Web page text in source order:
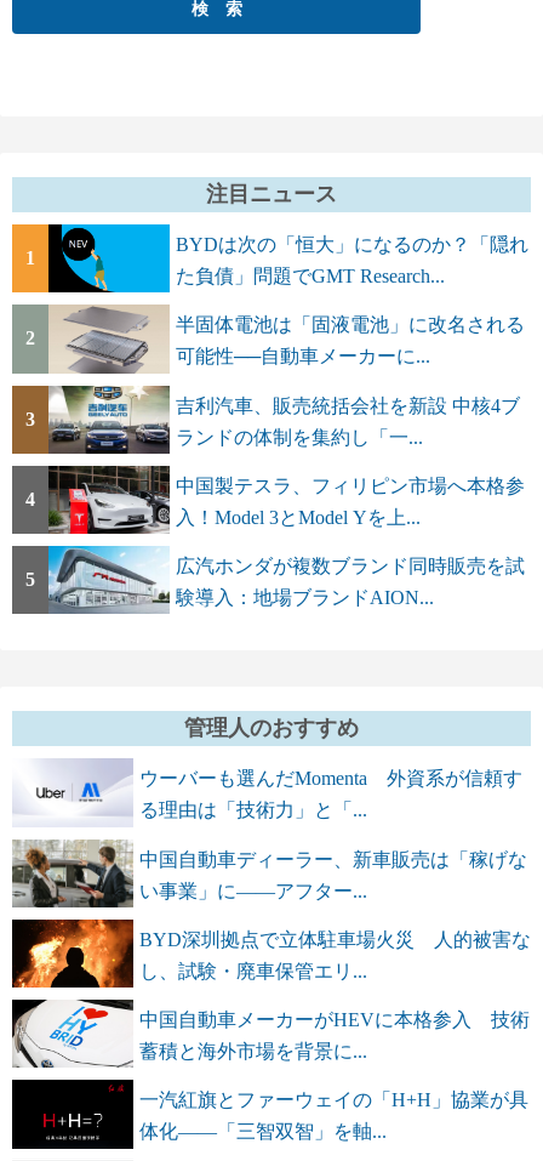
注目ニュース
1
BYDは次の「恒大」になるのか？「隠れ
た負債」問題でGMT Research...
2
半固体電池は「固液電池」に改名される
可能性──自動車メーカーに...
3
吉利汽車、販売統括会社を新設 中核4ブ
ランドの体制を集約し「一...
4
中国製テスラ、フィリピン市場へ本格参
入！Model 3とModel Yを上...
5
広汽ホンダが複数ブランド同時販売を試
験導入：地場ブランドAION...
管理人のおすすめ
ウーバーも選んだMomenta 外資系が信頼す
る理由は「技術力」と「...
中国自動車ディーラー、新車販売は「稼げな
い事業」に――アフター...
BYD深圳拠点で立体駐車場火災 人的被害な
し、試験・廃車保管エリ...
中国自動車メーカーがHEVに本格参入 技術
蓄積と海外市場を背景に...
一汽紅旗とファーウェイの「H+H」協業が具
体化――「三智双智」を軸...